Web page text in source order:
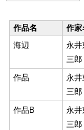
作品名 作家
海辺
永井
三郎
作品
永井
三郎
作品B
永井
三郎